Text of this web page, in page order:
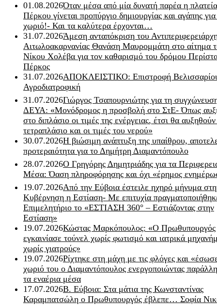
01.08.2026Όταν μέσα από μία δυνατή παρέα η
Πέρκου γίνεται προπύργιο δημιουργίας και αγάπης
χωριό!- Και τα καλύτερα έρχονται…
31.07.2026Άμεση ανταπόκριση του
Αιτωλοακαρνανίας Θανάση Μαυρομμάτη στο αίτημα
Νίκου Χολέβα για τον καθαρισμό του δρόμου
Πέρκος
31.07.2026ΑΠΟΚΛΕΙΣΤΙΚΟ: Επιστροφή
Αγροδιατροφική
31.07.2026Γιώργος Τσαπουρνιώτης για τη
ΔΕΥΑ: «Μονόδρομος η προσβολή στο ΣτΕ- Όπως
στο διπλάσιο οι τιμές της ενέργειας, έτσι θα
τετραπλάσιο και οι τιμές του νερού»
30.07.2026Η βιώσιμη ανάπτυξη της υπαίθρου,
προτεραιότητα για το Δημήτρη Διαμαντόπουλο
28.07.2026Ο Γρηγόρης Δημητριάδης για τα
Μέσα: Όαση πληροφόρησης και όχι «έρημος
19.07.2026Από την Εύβοια έστειλε ηχηρό μήνυμα
Κυβέρνηση η Εστίαση- Με επιτυχία
Επιμελητήριο το «ΕΣΤΙΑΣΗ 360° – Εστιάζοντας στην
Εστίαση»
19.07.2026Κώστας Μαρκόπουλος: «Ο Πρωθυπουργός
εγκαινίασε τούνελ χωρίς φωτισμό και ιατρικά
χωρίς γιατρούς»
19.07.2026Ρίχτηκε στη μάχη με τις φλόγες και
χωριό του ο Διαμαντόπουλος ενεργοποιώντας
τα εναέρια μέσα
17.07.2026Β. Εύβοια: Στα μάτια της Κωνσταντίνας
Καραμπατσώλη ο Πρωθυπουργός έβλεπε… Σοφία